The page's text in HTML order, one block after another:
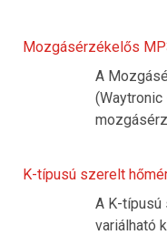
Mozgásérzékelős
A
(Waytronic
K-típusú szerelt
A K-típusú
variálható